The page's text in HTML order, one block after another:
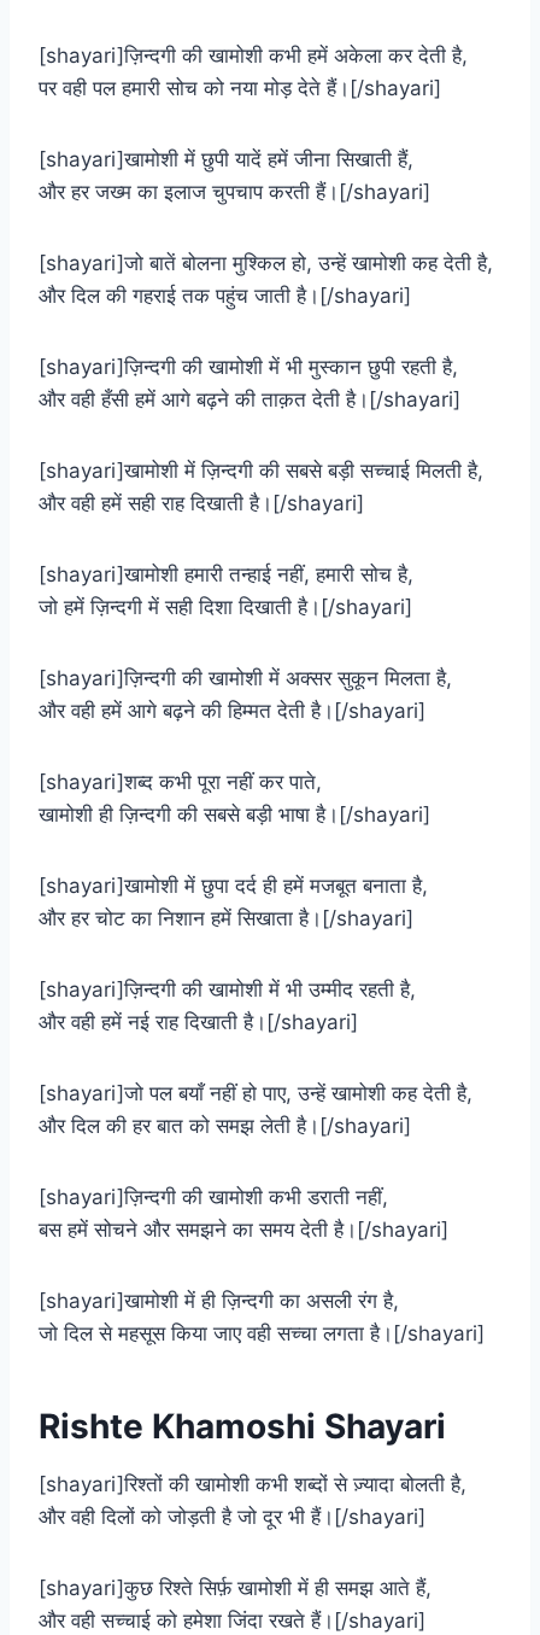
[shayari]ज़िन्दगी की खामोशी कभी हमें अकेला कर देती है,
पर वही पल हमारी सोच को नया मोड़ देते हैं।[/shayari]
[shayari]खामोशी में छुपी यादें हमें जीना सिखाती हैं,
और हर जख्म का इलाज चुपचाप करती हैं।[/shayari]
[shayari]जो बातें बोलना मुश्किल हो, उन्हें खामोशी कह देती है,
और दिल की गहराई तक पहुंच जाती है।[/shayari]
[shayari]ज़िन्दगी की खामोशी में भी मुस्कान छुपी रहती है,
और वही हँसी हमें आगे बढ़ने की ताक़त देती है।[/shayari]
[shayari]खामोशी में ज़िन्दगी की सबसे बड़ी सच्चाई मिलती है,
और वही हमें सही राह दिखाती है।[/shayari]
[shayari]खामोशी हमारी तन्हाई नहीं, हमारी सोच है,
जो हमें ज़िन्दगी में सही दिशा दिखाती है।[/shayari]
[shayari]ज़िन्दगी की खामोशी में अक्सर सुकून मिलता है,
और वही हमें आगे बढ़ने की हिम्मत देती है।[/shayari]
[shayari]शब्द कभी पूरा नहीं कर पाते,
खामोशी ही ज़िन्दगी की सबसे बड़ी भाषा है।[/shayari]
[shayari]खामोशी में छुपा दर्द ही हमें मजबूत बनाता है,
और हर चोट का निशान हमें सिखाता है।[/shayari]
[shayari]ज़िन्दगी की खामोशी में भी उम्मीद रहती है,
और वही हमें नई राह दिखाती है।[/shayari]
[shayari]जो पल बयाँ नहीं हो पाए, उन्हें खामोशी कह देती है,
और दिल की हर बात को समझ लेती है।[/shayari]
[shayari]ज़िन्दगी की खामोशी कभी डराती नहीं,
बस हमें सोचने और समझने का समय देती है।[/shayari]
[shayari]खामोशी में ही ज़िन्दगी का असली रंग है,
जो दिल से महसूस किया जाए वही सच्चा लगता है।[/shayari]
Rishte Khamoshi Shayari​
[shayari]रिश्तों की खामोशी कभी शब्दों से ज़्यादा बोलती है,
और वही दिलों को जोड़ती है जो दूर भी हैं।[/shayari]
[shayari]कुछ रिश्ते सिर्फ़ खामोशी में ही समझ आते हैं,
और वही सच्चाई को हमेशा जिंदा रखते हैं।[/shayari]